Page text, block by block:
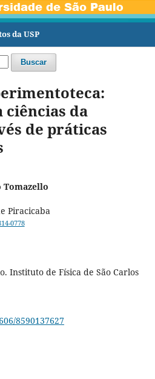
da USP
Buscar
ciências da
de práticas
Tomazello
Piracicaba
0778
Instituto de Física de São Carlos
8590137627